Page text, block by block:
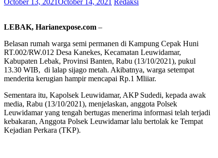
LEBAK, Harianexpose.com –
Belasan rumah warga semi permanen di Kampung Cepak Huni
RT.002/RW.012 Desa Kanekes, Kecamatan Leuwidamar,
Kabupaten Lebak, Provinsi Banten, Rabu (13/10/2021), pukul
13.30 WIB, di lalap sijago metah. Akibatnya, warga setempat
menderita kerugian hampir mencapai Rp.1 Mliiar.
Sementara itu, Kapolsek Leuwidamar, AKP Sudedi, kepada awak
media, Rabu (13/10/2021), menjelaskan, anggota Polsek
Leuwidamar yang tengah bertugas menerima informasi telah terjadi
kebakaran, Anggota Polsek Leuwidamar lalu bertolak ke Tempat
Kejadian Perkara (TKP).